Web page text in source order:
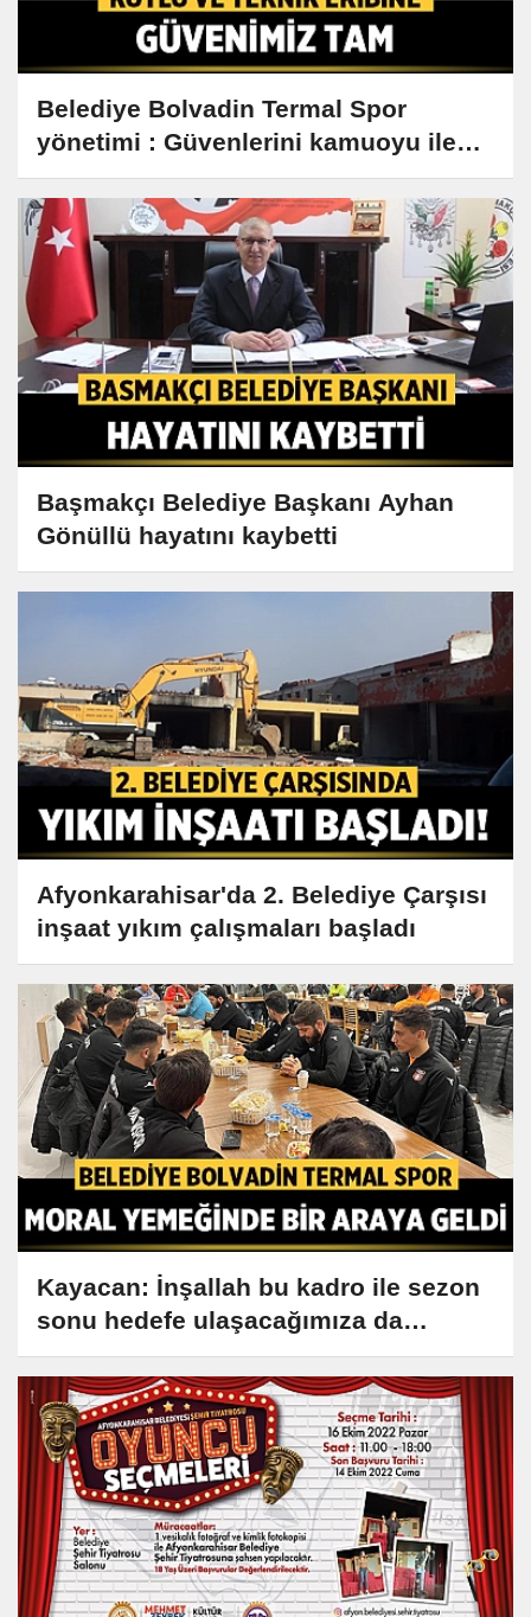
Belediye Bolvadin Termal Spor
yönetimi : Güvenlerini kamuoyu ile
paylaştılar
Başmakçı Belediye Başkanı Ayhan
Gönüllü hayatını kaybetti
Afyonkarahisar'da 2. Belediye Çarşısı
inşaat yıkım çalışmaları başladı
Kayacan: İnşallah bu kadro ile sezon
sonu hedefe ulaşacağımıza da
inanıyorum